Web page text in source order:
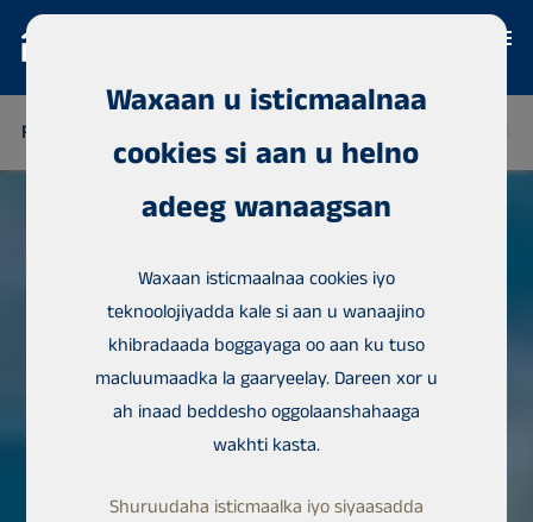
FINLAND
Waxaan u isticmaalnaa
cookies si aan u helno
adeeg wanaagsan
Waxaan isticmaalnaa cookies iyo
teknoolojiyadda kale si aan u wanaajino
khibradaada boggayaga oo aan ku tuso
macluumaadka la gaaryeelay. Dareen xor u
ah inaad beddesho oggolaanshahaaga
wakhti kasta.
Shuruudaha isticmaalka iyo siyaasadda